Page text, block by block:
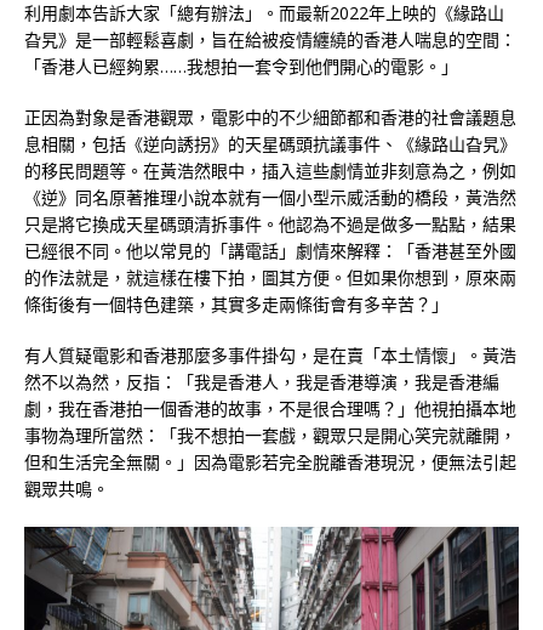
利用劇本告訴大家「總有辦法」。而最新2022年上映的《緣路山
旮旯》是一部輕鬆喜劇，旨在給被疫情纏繞的香港人喘息的空間：
「香港人已經夠累……我想拍一套令到他們開心的電影。」
正因為對象是香港觀眾，電影中的不少細節都和香港的社會議題息
息相關，包括《逆向誘拐》的天星碼頭抗議事件、《緣路山旮旯》
的移民問題等。在黃浩然眼中，插入這些劇情並非刻意為之，例如
《逆》同名原著推理小說本就有一個小型示威活動的橋段，黃浩然
只是將它換成天星碼頭清拆事件。他認為不過是做多一點點，結果
已經很不同。他以常見的「講電話」劇情來解釋：「香港甚至外國
的作法就是，就這樣在樓下拍，圖其方便。但如果你想到，原來兩
條街後有一個特色建築，其實多走兩條街會有多辛苦？」
有人質疑電影和香港那麼多事件掛勾，是在賣「本土情懷」。黃浩
然不以為然，反指：「我是香港人，我是香港導演，我是香港編
劇，我在香港拍一個香港的故事，不是很合理嗎？」他視拍攝本地
事物為理所當然：「我不想拍一套戲，觀眾只是開心笑完就離開，
但和生活完全無關。」因為電影若完全脫離香港現況，便無法引起
觀眾共鳴。